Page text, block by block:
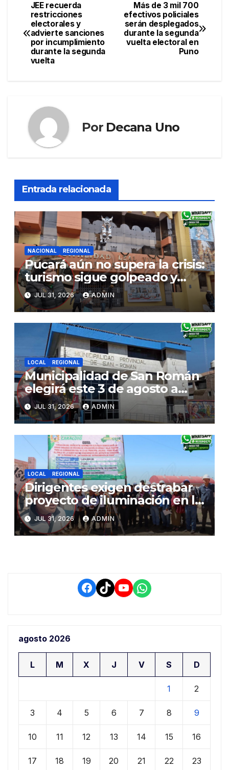
Navegación
de
entradas
Más de 3 mil 700
efectivos policiales
serán desplegados
durante la segunda
vuelta electoral en
Puno
JEE recuerda
restricciones
electorales y
advierte sanciones
por incumplimiento
durante la segunda
vuelta
Por Decana Uno
Entrada relacionada
NACIONAL REGIONAL
Pucará aún no supera la crisis:
turismo sigue golpeado y
alcaldesa exige al nuevo
Gobierno fondos para obras
paralizadas
JUL 31, 2026 ADMIN
LOCAL REGIONAL
Municipalidad de San Román
elegirá este 3 de agosto a
representantes del Comité
de Seguridad y Salud en el
Trabajo
JUL 31, 2026 ADMIN
LOCAL REGIONAL
Dirigentes exigen destrabar
proyecto de iluminación en la
salida a Puno y alertan por
demora que pone en riesgo a
conductores
JUL 31, 2026 ADMIN
Facebook
TikTokYouTube
WhatsApp
agosto 2026
L M X J V S D
1 2
3 4 5 6 7 8 9
10 11 12 13 14 15 16
17 18 19 20 21 22 23